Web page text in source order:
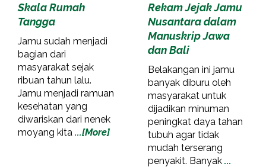
Skala Rumah
Tangga
Jamu sudah menjadi
bagian dari
masyarakat sejak
ribuan tahun lalu.
Jamu menjadi ramuan
kesehatan yang
diwariskan dari nenek
moyang kita ...[More]
Rekam Jejak Jamu
Nusantara dalam
Manuskrip Jawa
dan Bali
Belakangan ini jamu
banyak diburu oleh
masyarakat untuk
dijadikan minuman
peningkat daya tahan
tubuh agar tidak
mudah terserang
penyakit. Banyak ...